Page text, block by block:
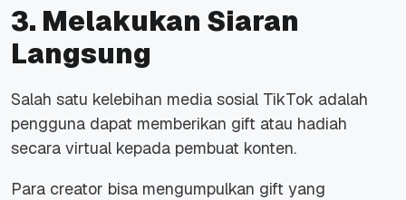
3. Melakukan Siaran
Langsung
Salah satu kelebihan media sosial TikTok adalah
pengguna dapat memberikan gift atau hadiah
secara virtual kepada pembuat konten.
Para creator bisa mengumpulkan gift yang